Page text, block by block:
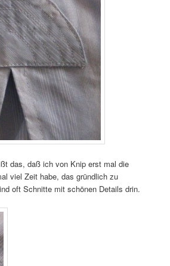
das, daß ich von Knip erst mal die
viel Zeit habe, das gründlich zu
oft Schnitte mit schönen Details drin.